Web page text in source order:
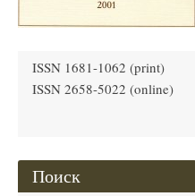
ISSN 1681-1062 (print)
ISSN 2658-5022 (online)
Поиск